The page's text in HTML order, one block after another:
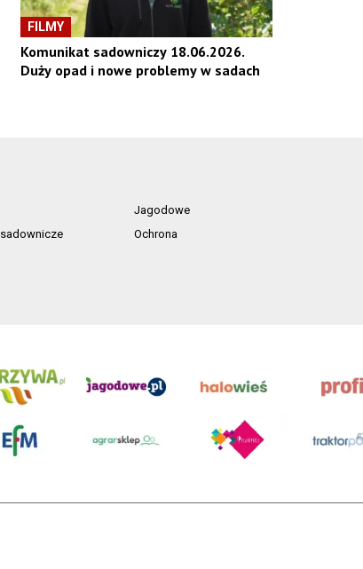
FILMY
Komunikat sadowniczy 18.06.2026.
Duży opad i nowe problemy w sadach
Jagodowe
Ochrona